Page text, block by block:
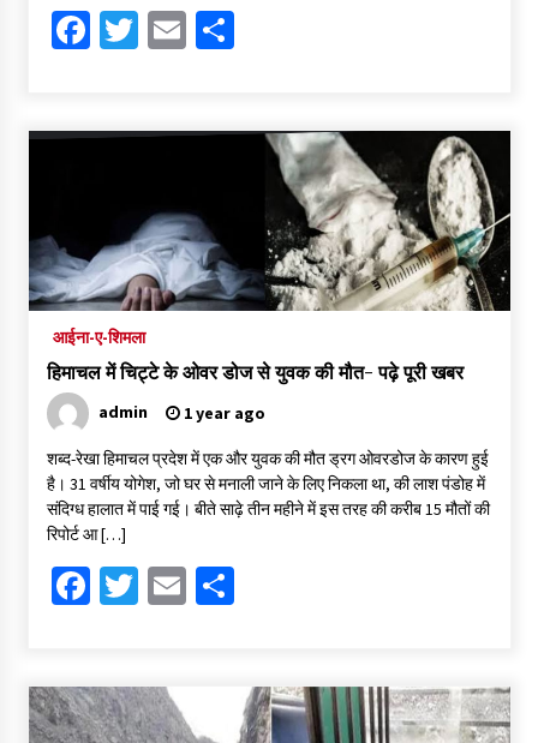
1 year ago
1 year ago
Facebook
Twitter
EmailShare
आईना-ए-शिमला
हिमाचल में चिट्टे के ओवर डोज से युवक की मौत- पढ़े पूरी खबर
admin 1 year ago
शब्द-रेखा हिमाचल प्रदेश में एक और युवक की मौत ड्रग ओवरडोज के कारण हुई
है। 31 वर्षीय योगेश, जो घर से मनाली जाने के लिए निकला था, की लाश पंडोह में
संदिग्ध हालात में पाई गई। बीते साढ़े तीन महीने में इस तरह की करीब 15 मौतों की
रिपोर्ट आ […]
Facebook
Twitter
EmailShare